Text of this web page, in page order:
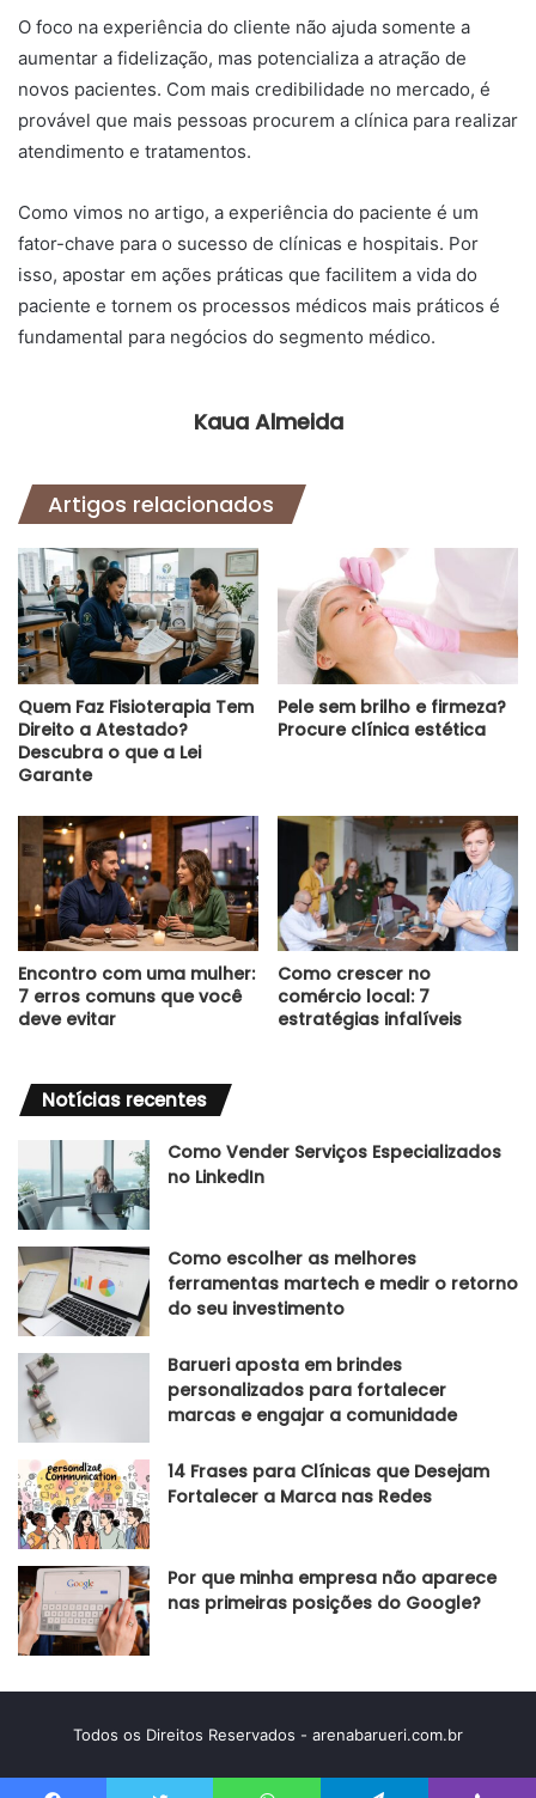
O foco na experiência do cliente não ajuda somente a
aumentar a fidelização, mas potencializa a atração de
novos pacientes. Com mais credibilidade no mercado, é
provável que mais pessoas procurem a clínica para realizar
atendimento e tratamentos.
Como vimos no artigo, a experiência do paciente é um
fator-chave para o sucesso de clínicas e hospitais. Por
isso, apostar em ações práticas que facilitem a vida do
paciente e tornem os processos médicos mais práticos é
fundamental para negócios do segmento médico.
Kaua Almeida
Artigos relacionados
Quem Faz Fisioterapia Tem
Direito a Atestado?
Descubra o que a Lei
Garante
Pele sem brilho e firmeza?
Procure clínica estética
Encontro com uma mulher:
7 erros comuns que você
deve evitar
Como crescer no
comércio local: 7
estratégias infalíveis
Notícias recentes
Como Vender Serviços Especializados
no LinkedIn
Como escolher as melhores
ferramentas martech e medir o retorno
do seu investimento
Barueri aposta em brindes
personalizados para fortalecer
marcas e engajar a comunidade
14 Frases para Clínicas que Desejam
Fortalecer a Marca nas Redes
Por que minha empresa não aparece
nas primeiras posições do Google?
Todos os Direitos Reservados - arenabarueri.com.br